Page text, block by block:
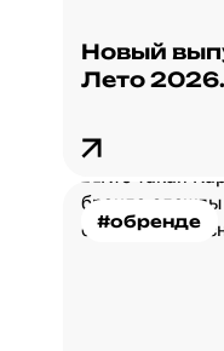
Новый
Лето 2026.
#обренде